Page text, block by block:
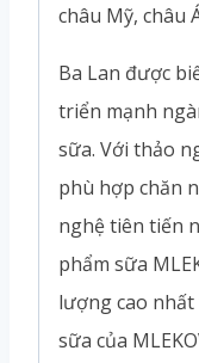
châu Mỹ, châu
Ba Lan được
triển mạnh
sữa. Với thảo
phù hợp chăn
nghệ tiên tiến
phẩm sữa
lượng cao
sữa của